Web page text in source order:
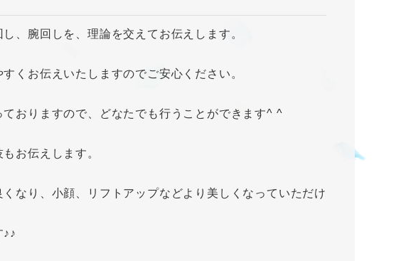
、腕回しを、理論を交えてお伝えします。
くお伝えいたしますのでご安心ください。
おりますので、どなたでも行うことができます^ ^
お伝えします。
なり、小顔、リフトアップなどより美しくなっていただけ